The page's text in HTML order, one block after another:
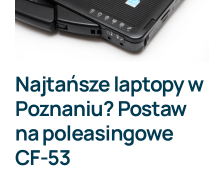
Najtańsze laptopy w
Poznaniu? Postaw
na poleasingowe
CF-53